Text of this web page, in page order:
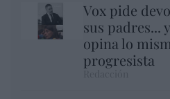
Vox pide
sus padres...
opina lo
progresista